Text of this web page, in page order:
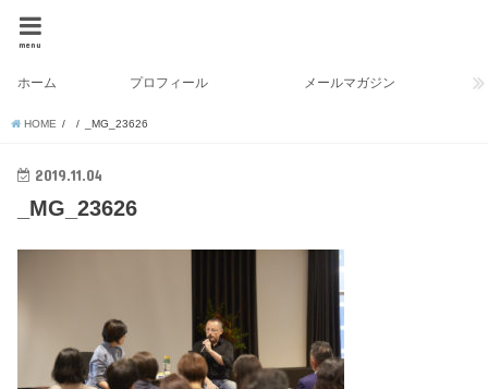
menu
ホーム プロフィール メールマガジン
HOME _MG_23626
2019.11.04
_MG_23626